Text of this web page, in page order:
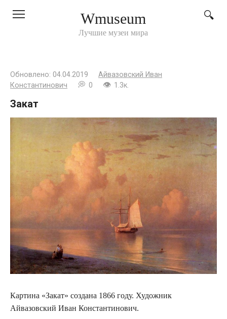
Wmuseum
Лучшие музеи мира
Обновлено: 04.04.2019
Айвазовский Иван
Константинович
0 1.3к.
Закат
Картина «Закат» создана 1866 году. Художник
Айвазовский Иван Константинович.